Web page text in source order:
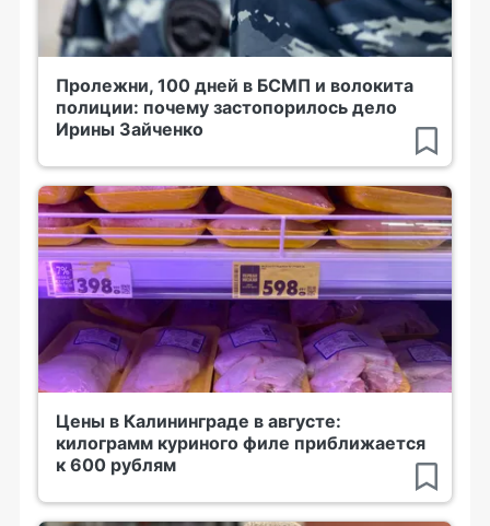
Пролежни, 100 дней в БСМП и волокита
полиции: почему застопорилось дело
Ирины Зайченко
Цены в Калининграде в августе:
килограмм куриного филе приближается
к 600 рублям